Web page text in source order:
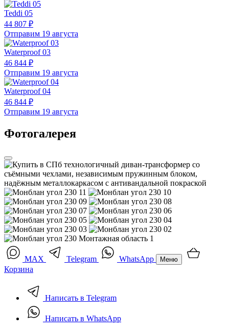
Teddi 05
44 807 ₽
Отправим 19 августа
Waterproof 03
46 844 ₽
Отправим 19 августа
Waterproof 04
46 844 ₽
Отправим 19 августа
Фотогалерея
MAX Telegram WhatsApp Меню
Корзина
Написать в Telegram
Написать в WhatsApp